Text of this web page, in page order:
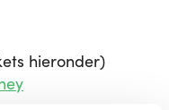
hieronder)